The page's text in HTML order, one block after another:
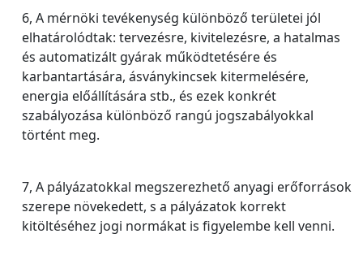
6, A mérnöki tevékenység különböző területei jól
elhatárolódtak: tervezésre, kivitelezésre, a hatalmas
és automatizált gyárak működtetésére és
karbantartására, ásványkincsek kitermelésére,
energia előállítására stb., és ezek konkrét
szabályozása különböző rangú jogszabályokkal
történt meg.
7, A pályázatokkal megszerezhető anyagi erőforrások
szerepe növekedett, s a pályázatok korrekt
kitöltéséhez jogi normákat is figyelembe kell venni.